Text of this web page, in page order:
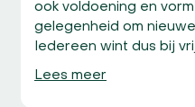
ook voldoening en
gelegenheid om
Iedereen wint dus bij
Lees meer